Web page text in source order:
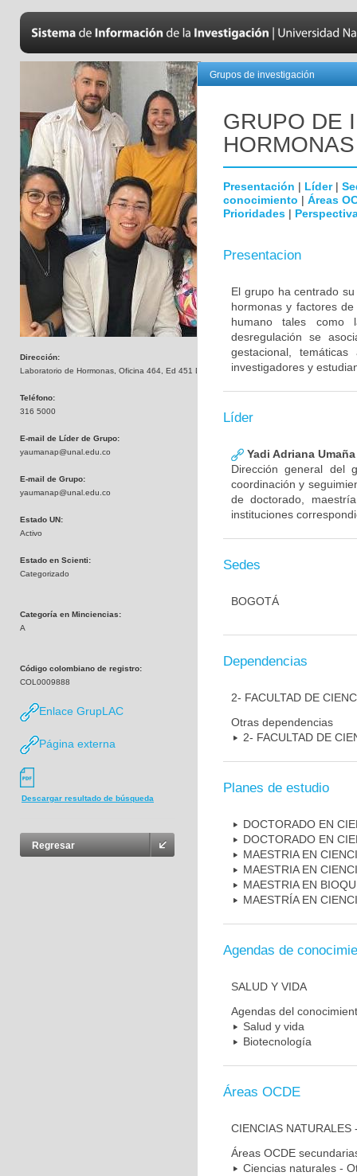
Dirección:
Laboratorio de Hormonas, Oficina 464, Ed 451 Departamento de Química
Teléfono:
316 5000
E-mail de Líder de Grupo:
yaumanap@unal.edu.co
E-mail de Grupo:
yaumanap@unal.edu.co
Estado UN:
Activo
Estado en Scienti:
Categorizado
Categoría en Minciencias:
A
Código colombiano de registro:
COL0009888
Enlace GrupLAC
Página externa
Descargar resultado de búsqueda
Regresar
Grupos de investigación
GRUPO DE
HORMONAS
Presentación | Líder|
conocimiento | Áreas
Prioridades |
Presentacion
El grupo ha centrado
hormonas y factores
humano tales como
desregulación se
gestacional,
investigadores y
Líder
Yadi Adriana
Dirección general del
coordinación y
de doctorado,
instituciones
Sedes
BOGOTÁ
Dependencias
2- FACULTAD DE
Otras dependencias
2- FACULTAD DE
Planes de estudio
DOCTORADO EN
DOCTORADO EN
MAESTRIA EN
MAESTRIA EN
MAESTRIA EN
MAESTRÍA EN
Agendas de
SALUD Y VIDA
Agendas del
Salud y vida
Biotecnología
Áreas OCDE
CIENCIAS
Áreas OCDE
Ciencias naturales -